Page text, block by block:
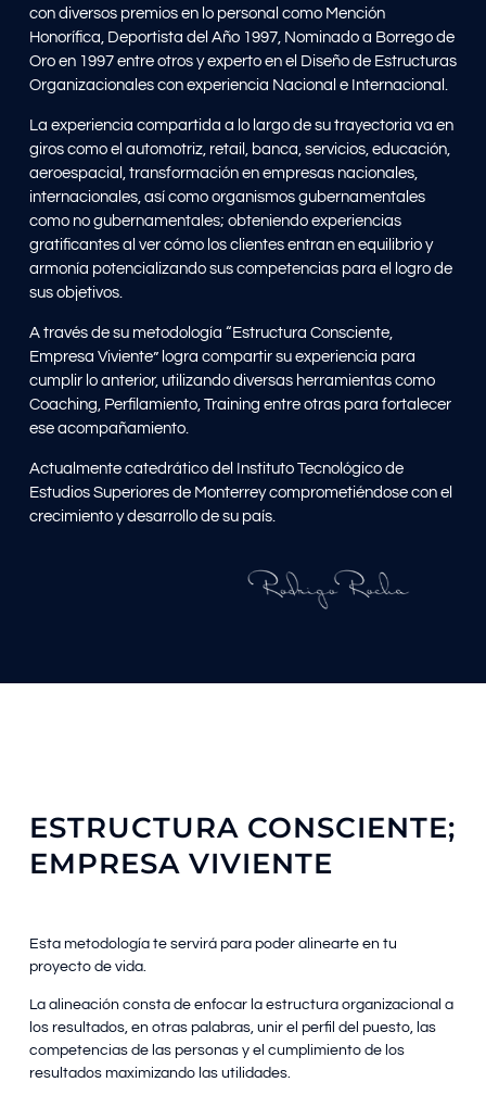
con diversos premios en lo personal como Mención
Honorífica, Deportista del Año 1997, Nominado a Borrego de
Oro en 1997 entre otros y experto en el Diseño de Estructuras
Organizacionales con experiencia Nacional e Internacional.
La experiencia compartida a lo largo de su trayectoria va en
giros como el automotriz, retail, banca, servicios, educación,
aeroespacial, transformación en empresas nacionales,
internacionales, así como organismos gubernamentales
como no gubernamentales; obteniendo experiencias
gratificantes al ver cómo los clientes entran en equilibrio y
armonía potencializando sus competencias para el logro de
sus objetivos.
A través de su metodología “Estructura Consciente,
Empresa Viviente” logra compartir su experiencia para
cumplir lo anterior, utilizando diversas herramientas como
Coaching, Perfilamiento, Training entre otras para fortalecer
ese acompañamiento.
Actualmente catedrático del Instituto Tecnológico de
Estudios Superiores de Monterrey comprometiéndose con el
crecimiento y desarrollo de su país.
ESTRUCTURA CONSCIENTE;
EMPRESA VIVIENTE
Esta metodología te servirá para poder alinearte en tu
proyecto de vida.
La alineación consta de enfocar la estructura organizacional a
los resultados, en otras palabras, unir el perfil del puesto, las
competencias de las personas y el cumplimiento de los
resultados maximizando las utilidades.